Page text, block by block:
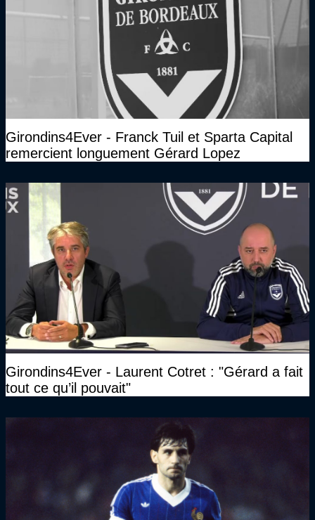
Girondins4Ever - Franck Tuil et Sparta Capital
remercient longuement Gérard Lopez
Girondins4Ever - Laurent Cotret : "Gérard a fait
tout ce qu’il pouvait"